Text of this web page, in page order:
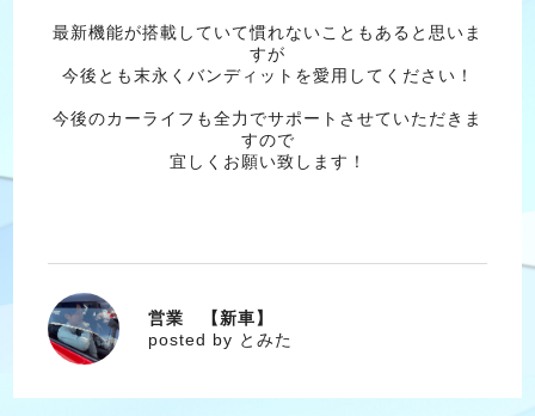
最新機能が搭載していて慣れないこともあると思いま
すが
今後とも末永くバンディットを愛用してください！
今後のカーライフも全力でサポートさせていただきま
すので
宜しくお願い致します！
とみた
営業 【新車】
posted by とみた